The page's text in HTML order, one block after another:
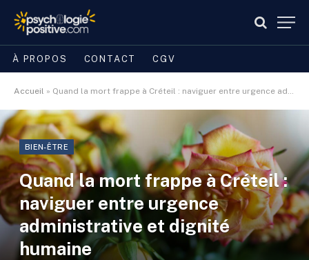
À PROPOS CONTACT CGV
Accueil » Quand la mort frappe à Créteil : naviguer entre urgence administrative et dignité humaine
BIEN-ÊTRE
Quand la mort frappe à Créteil :
naviguer entre urgence
administrative et dignité
humaine